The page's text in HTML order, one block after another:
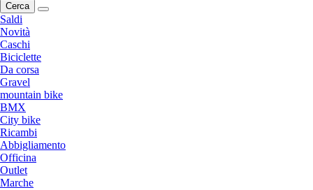
Cerca
Saldi
Novità
Caschi
Biciclette
Da corsa
Gravel
mountain bike
BMX
City bike
Ricambi
Abbigliamento
Officina
Outlet
Marche